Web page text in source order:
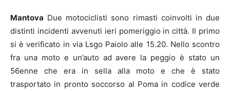
Mantova Due motociclisti sono rimasti coinvolti in due
distinti incidenti avvenuti ieri pomeriggio in città. Il primo
si è verificato in via Lsgo Paiolo alle 15.20. Nello scontro
fra una moto e un’auto ad avere la peggio è stato un
56enne che era in sella alla moto e che è stato
trasportato in pronto soccorso al Poma in codice verde